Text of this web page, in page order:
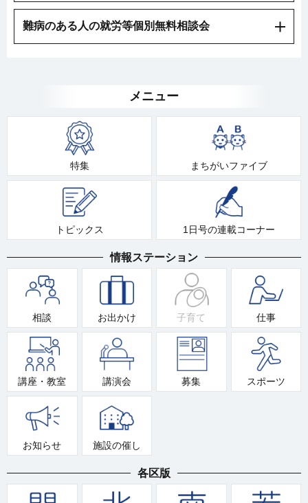
難病のある人の就労等個別無料相談会
メニュー
特集 まちがいファイブ
トピックス 1日号の連載コーナー
情報ステーション
相談 お出かけ 子育て 仕事
講座・教室 講演会 募集 スポーツ
お知らせ 施設の催し
各区版